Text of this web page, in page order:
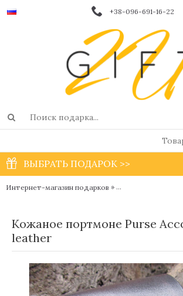
+38-096-691-16-22
ВЫБРАТЬ ПОДАРОК >>
Интернет-магазин подарков » Мужские
Кожаное портмоне Purse
leather